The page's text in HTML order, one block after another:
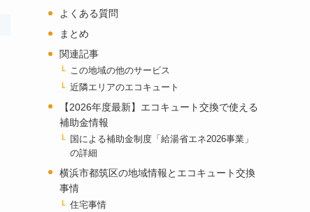
よくある質問
まとめ
関連記事
この地域の他のサービス
近隣エリアのエコキュート
【2026年度最新】エコキュート交換で使える
補助金情報
国による補助金制度「給湯省エネ2026事業」
の詳細
横浜市都筑区の地域情報とエコキュート交換
事情
住宅事情